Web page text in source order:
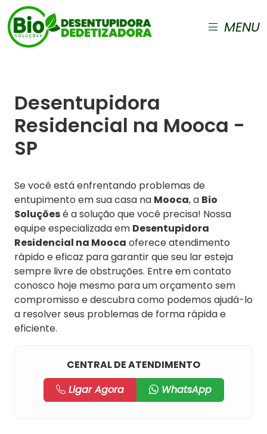
MENU
Desentupidora
Residencial na Mooca -
SP
Se você está enfrentando problemas de
entupimento em sua casa na Mooca, a Bio
Soluçõesé a solução que você precisa! Nossa
equipe especializada em Desentupidora
Residencial na Mooca oferece atendimento
rápido e eficaz para garantir que seu lar esteja
sempre livre de obstruções. Entre em contato
conosco hoje mesmo para um orçamento sem
compromisso e descubra como podemos ajudá-lo
a resolver seus problemas de forma rápida e
eficiente.
CENTRAL DE ATENDIMENTO
Ligar Agora
WhatsApp